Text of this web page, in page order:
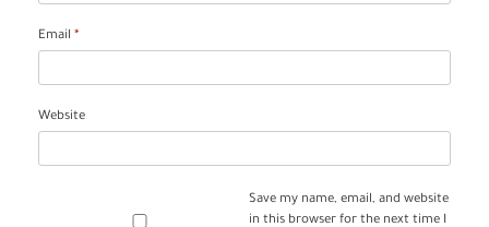
Email *
Website
Save my name, email, and website
in this browser for the next time I